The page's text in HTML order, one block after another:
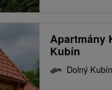
Apartmány
Kubín
Dolný Kubín